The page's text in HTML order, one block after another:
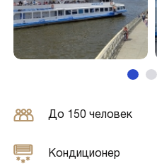
До 150 человек
Кондиционер